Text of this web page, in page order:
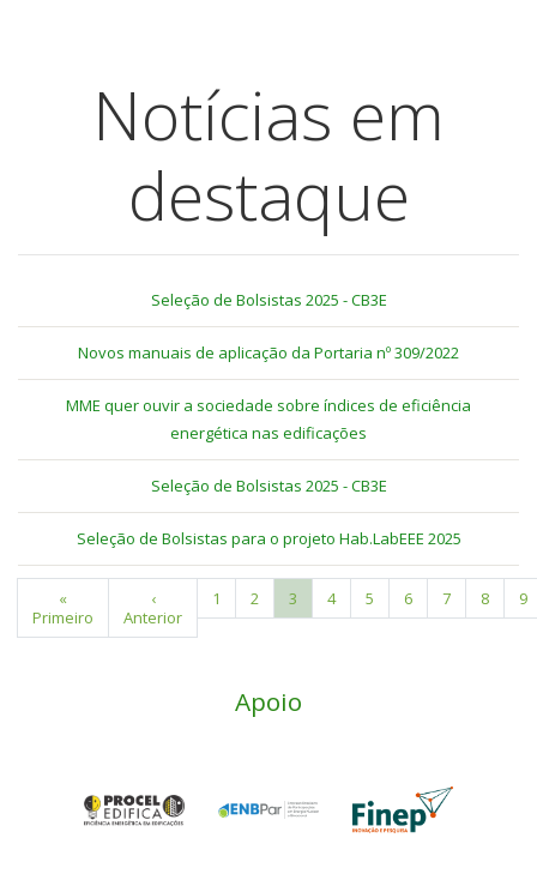
Notícias em
destaque
Seleção de Bolsistas 2025 - CB3E
Novos manuais de aplicação da Portaria nº 309/2022
MME quer ouvir a sociedade sobre índices de eficiência
energética nas edificações
Seleção de Bolsistas 2025 - CB3E
Seleção de Bolsistas para o projeto Hab.LabEEE 2025
PaginaçãoPrimeira
página
«
Primeiro
Página
anterior
‹
Anterior
Page
1 Page
2
Página
atual
3 Page
4 Page
5 Page
6 Page
7 Page
8 9
Apoio